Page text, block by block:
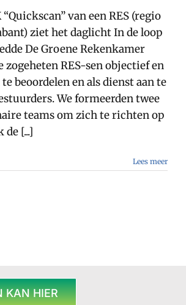
“Quickscan” van een RES (regio
ziet het daglicht In de loop
De Groene Rekenkamer
zogeheten RES-sen objectief en
beoordelen en als dienst aan te
We formeerden twee
teams om zich te richten op
[...]
Lees meer
KAN HIER